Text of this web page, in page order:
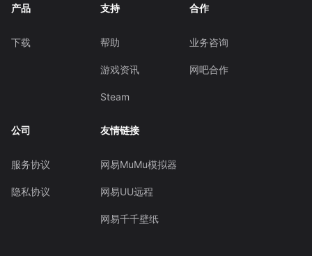
产品
下载
支持
帮助
游戏资讯
Steam
合作
业务咨询
网吧合作
公司
服务协议
隐私协议
友情链接
网易MuMu模拟器
网易UU远程
网易千千壁纸